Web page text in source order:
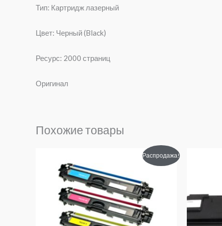
Тип: Картридж лазерный
Цвет: Черный (Black)
Ресурс: 2000 страниц
Оригинал
Похожие товары
Распродажа!
составляла
960₽.
640₽.